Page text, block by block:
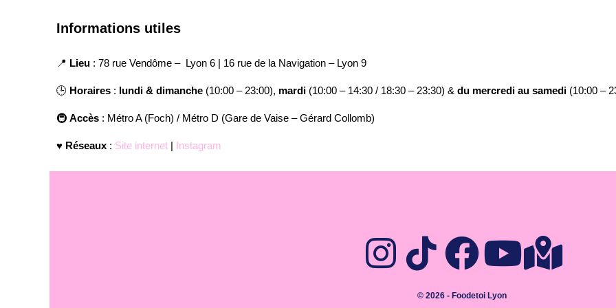
Informations utiles
📍 Lieu : 78 rue Vendôme – Lyon 6 | 16 rue de la Navigation – Lyon 9
🕒 Horaires : lundi & dimanche (10:00 – 23:00), mardi (10:00 – 14:30 / 18:30 – 23:30) & du mercredi au samedi (10:00 –
🚇 Accès : Métro A (Foch) / Métro D (Gare de Vaise – Gérard Collomb)
♥️ Réseaux : Site internet | Instagram
© 2026 - Foodetoi Lyon